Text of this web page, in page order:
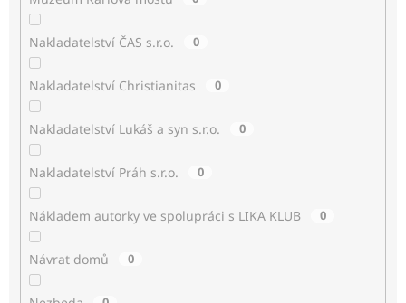
Nakladatelství ČAS s.r.o. 0
Nakladatelství Christianitas 0
Nakladatelství Lukáš a syn s.r.o. 0
Nakladatelství Práh s.r.o. 0
Nákladem autorky ve spolupráci s LIKA KLUB 0
Návrat domů 0